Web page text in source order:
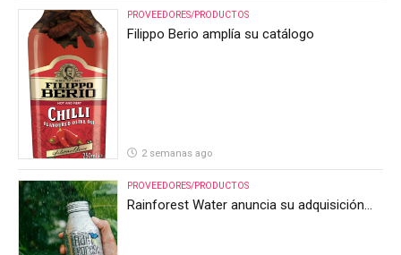
PROVEEDORES/PRODUCTOS
Filippo Berio amplía su catálogo
2 semanas ago
PROVEEDORES/PRODUCTOS
Rainforest Water anuncia su adquisición